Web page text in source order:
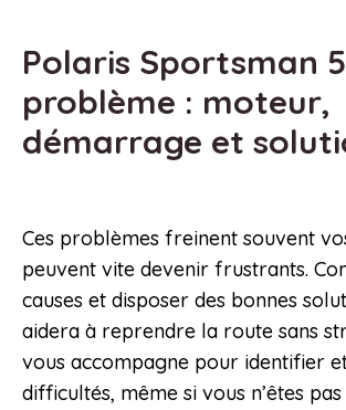
Polaris Sportsman
problème : moteur,
démarrage et
Ces problèmes freinent souvent
peuvent vite devenir frustrants.
causes et disposer des bonnes
aidera à reprendre la route sans
vous accompagne pour identifier
difficultés, même si vous n’êtes